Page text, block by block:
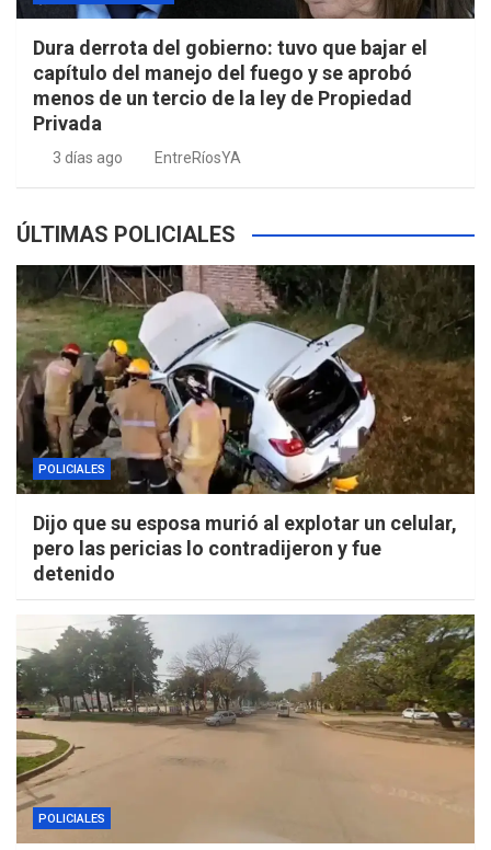
Dura derrota del gobierno: tuvo que bajar el
capítulo del manejo del fuego y se aprobó
menos de un tercio de la ley de Propiedad
Privada
3 días ago EntreRíosYA
ÚLTIMAS POLICIALES
POLICIALES
Dijo que su esposa murió al explotar un celular,
pero las pericias lo contradijeron y fue
detenido
POLICIALES